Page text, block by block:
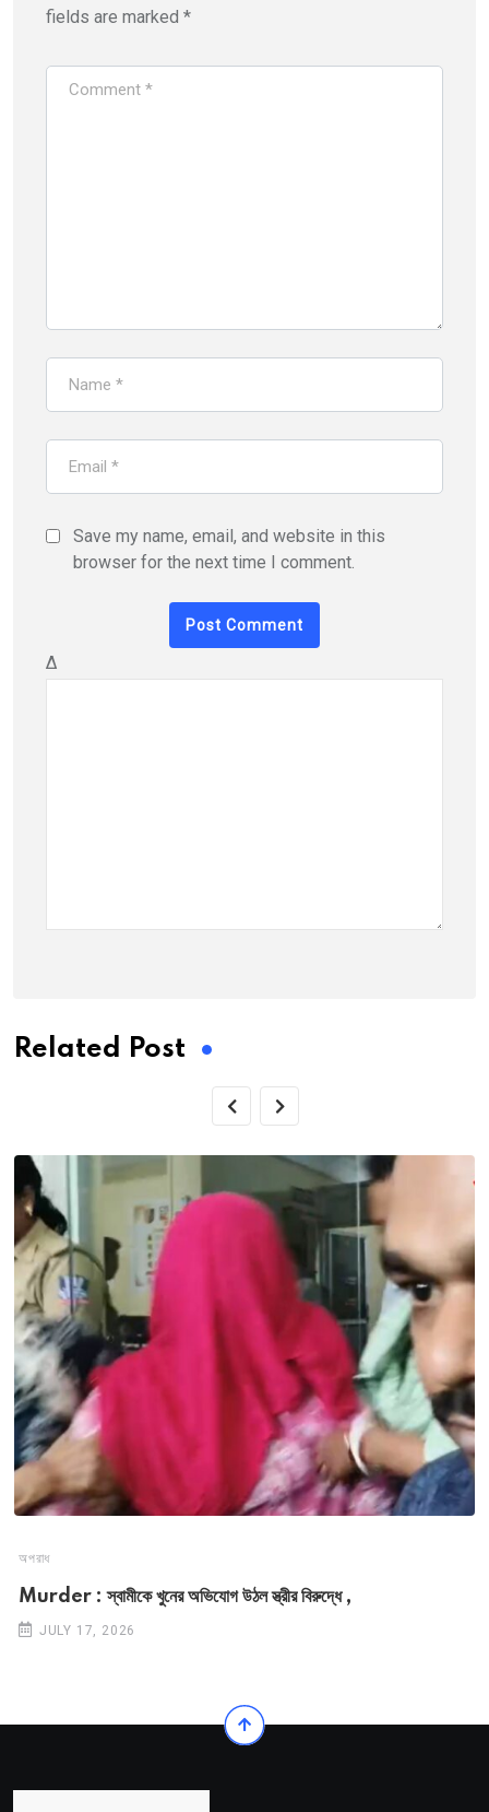
fields are marked *
Save my name, email, and website in this
browser for the next time I comment.
Δ
Related Post
অপরাধ
Murder : স্বামীকে খুনের অভিযোগ উঠল স্ত্রীর বিরুদ্ধে ,
JULY 17, 2026